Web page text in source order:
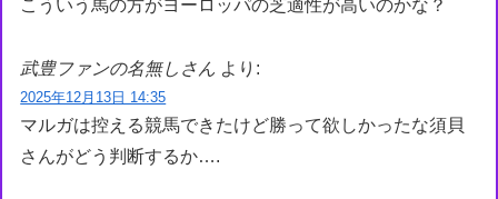
こういう馬の方がヨーロッパの芝適性が高いのかな？
武豊ファンの名無しさん より:
2025年12月13日 14:35
マルガは控える競馬できたけど勝って欲しかったな須貝
さんがどう判断するか….